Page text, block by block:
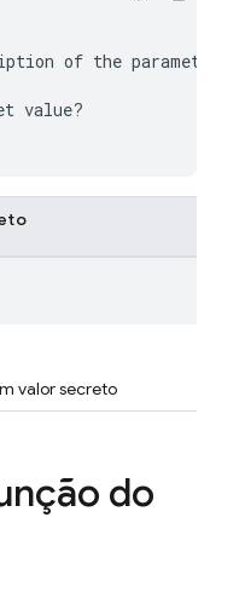
of the parameter
value?
valor secreto
do